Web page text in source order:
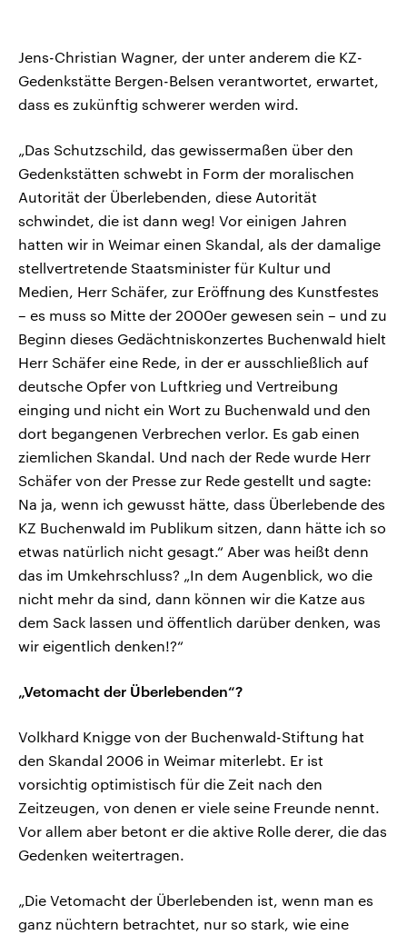
Jens-Christian Wagner, der unter anderem die KZ-
Gedenkstätte Bergen-Belsen verantwortet, erwartet,
dass es zukünftig schwerer werden wird.
„Das Schutzschild, das gewissermaßen über den
Gedenkstätten schwebt in Form der moralischen
Autorität der Überlebenden, diese Autorität
schwindet, die ist dann weg! Vor einigen Jahren
hatten wir in Weimar einen Skandal, als der damalige
stellvertretende Staatsminister für Kultur und
Medien, Herr Schäfer, zur Eröffnung des Kunstfestes
– es muss so Mitte der 2000er gewesen sein – und zu
Beginn dieses Gedächtniskonzertes Buchenwald hielt
Herr Schäfer eine Rede, in der er ausschließlich auf
deutsche Opfer von Luftkrieg und Vertreibung
einging und nicht ein Wort zu Buchenwald und den
dort begangenen Verbrechen verlor. Es gab einen
ziemlichen Skandal. Und nach der Rede wurde Herr
Schäfer von der Presse zur Rede gestellt und sagte:
Na ja, wenn ich gewusst hätte, dass Überlebende des
KZ Buchenwald im Publikum sitzen, dann hätte ich so
etwas natürlich nicht gesagt.“ Aber was heißt denn
das im Umkehrschluss? „In dem Augenblick, wo die
nicht mehr da sind, dann können wir die Katze aus
dem Sack lassen und öffentlich darüber denken, was
wir eigentlich denken!?“
„Vetomacht der Überlebenden“?
Volkhard Knigge von der Buchenwald-Stiftung hat
den Skandal 2006 in Weimar miterlebt. Er ist
vorsichtig optimistisch für die Zeit nach den
Zeitzeugen, von denen er viele seine Freunde nennt.
Vor allem aber betont er die aktive Rolle derer, die das
Gedenken weitertragen.
„Die Vetomacht der Überlebenden ist, wenn man es
ganz nüchtern betrachtet, nur so stark, wie eine